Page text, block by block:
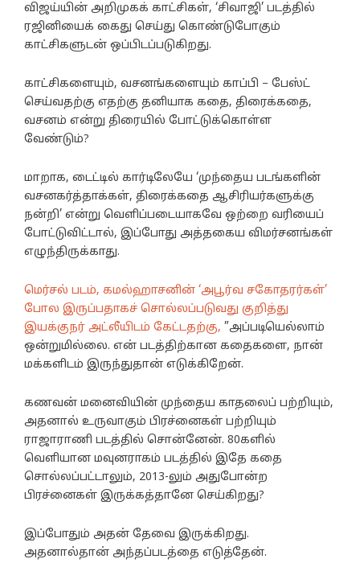
விஜய்யின் அறிமுகக் காட்சிகள், ‘சிவாஜி’ படத்தில்
ரஜினியைக் கைது செய்து கொண்டுபோகும்
காட்சிகளுடன் ஒப்பிடப்படுகிறது.
காட்சிகளையும், வசனங்களையும் காப்பி – பேஸ்ட்
செய்வதற்கு எதற்கு தனியாக கதை, திரைக்கதை,
வசனம் என்று திரையில் போட்டுக்கொள்ள
வேண்டும்?
மாறாக, டைட்டில் கார்டிலேயே ‘முந்தைய படங்களின்
வசனகர்த்தாக்கள், திரைக்கதை ஆசிரியர்களுக்கு
நன்றி’ என்று வெளிப்படையாகவே ஒற்றை வரியைப்
போட்டுவிட்டால், இப்போது அத்தகைய விமர்சனங்கள்
எழுந்திருக்காது.
மெர்சல் படம், கமல்ஹாசனின் ‘அபூர்வ சகோதரர்கள்’
போல இருப்பதாகச் சொல்லப்படுவது குறித்து
இயக்குநர் அட்லீயிடம் கேட்டதற்கு, ”அப்படியெல்லாம்
ஒன்றுமில்லை. என் படத்திற்கான கதைகளை, நான்
மக்களிடம் இருந்துதான் எடுக்கிறேன்.
கணவன் மனைவியின் முந்தைய காதலைப் பற்றியும்,
அதனால் உருவாகும் பிரச்னைகள் பற்றியும்
ராஜாராணி படத்தில் சொன்னேன். 80களில்
வெளியான மவுனராகம் படத்தில் இதே கதை
சொல்லப்பட்டாலும், 2013-லும் அதுபோன்ற
பிரச்னைகள் இருக்கத்தானே செய்கிறது?
இப்போதும் அதன் தேவை இருக்கிறது.
அதனால்தான் அந்தப்படத்தை எடுத்தேன்.